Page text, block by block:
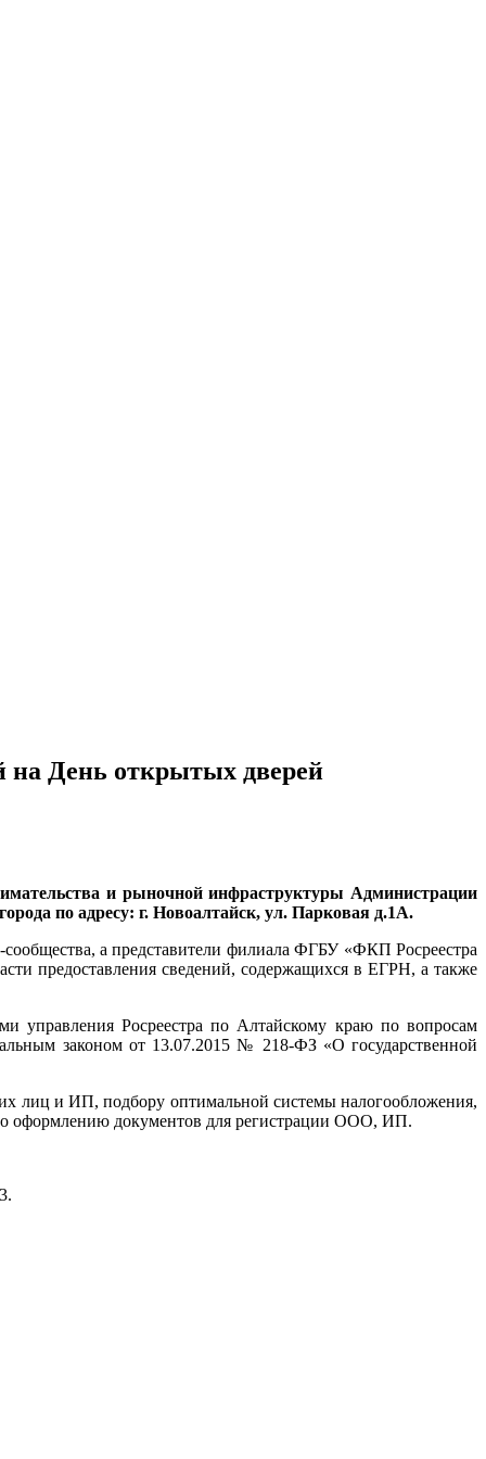
на День открытых дверей
и рыночной инфраструктуры Администрации
по адресу: г. Новоалтайск, ул. Парковая д.1А.
а представители филиала ФГБУ «ФКП Росреестра
предоставления сведений, содержащихся в ЕГРН, а также
управления Росреестра по Алтайскому краю по вопросам
законом от 13.07.2015 № 218-ФЗ «О государственной
лиц и ИП, подбору оптимальной системы налогообложения,
оформлению документов для регистрации ООО, ИП.